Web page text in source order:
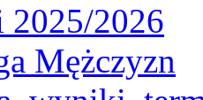
2026
Mężczyzn